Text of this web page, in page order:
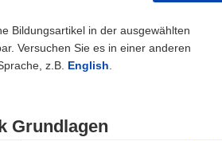
Bildungsartikel in der ausgewählten
Versuchen Sie es in einer anderen
z.B. English
Grundlagen